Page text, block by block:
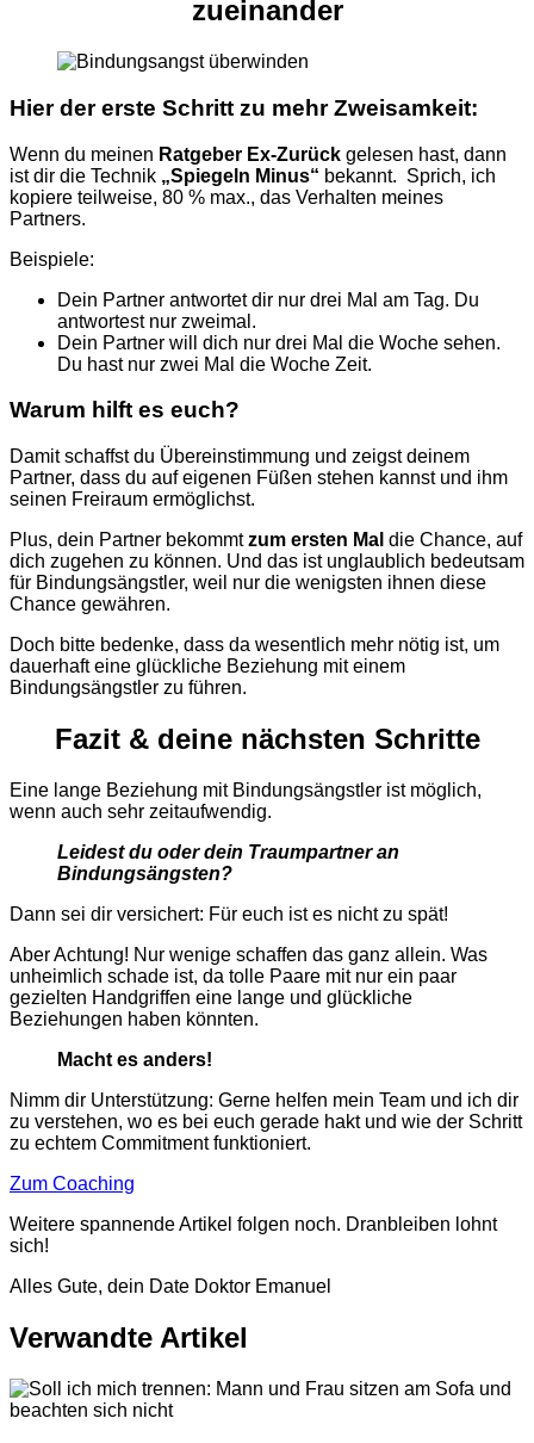
zueinander
Hier der erste Schritt zu mehr Zweisamkeit:
Wenn du meinen Ratgeber Ex-Zurück gelesen hast, dann
ist dir die Technik „Spiegeln Minus“ bekannt. Sprich, ich
kopiere teilweise, 80 % max., das Verhalten meines
Partners.
Beispiele:
Dein Partner antwortet dir nur drei Mal am Tag. Du
antwortest nur zweimal.
Dein Partner will dich nur drei Mal die Woche sehen.
Du hast nur zwei Mal die Woche Zeit.
Warum hilft es euch?
Damit schaffst du Übereinstimmung und zeigst deinem
Partner, dass du auf eigenen Füßen stehen kannst und ihm
seinen Freiraum ermöglichst.
Plus, dein Partner bekommtzum ersten Mal die Chance, auf
dich zugehen zu können. Und das ist unglaublich bedeutsam
für Bindungsängstler, weil nur die wenigsten ihnen diese
Chance gewähren.
Doch bitte bedenke, dass da wesentlich mehr nötig ist, um
dauerhaft eine glückliche Beziehung mit einem
Bindungsängstler zu führen.
Fazit& deine nächsten Schritte
Eine lange Beziehung mit Bindungsängstler ist möglich,
wenn auch sehr zeitaufwendig.
Leidest du oder dein Traumpartner an
Bindungsängsten?
Dann sei dir versichert: Für euch ist es nicht zu spät!
Aber Achtung! Nur wenige schaffen das ganz allein. Was
unheimlich schade ist, da tolle Paare mit nur ein paar
gezielten Handgriffen eine lange und glückliche
Beziehungen haben könnten.
Macht es anders!
Nimm dir Unterstützung: Gerne helfen mein Team und ich dir
zu verstehen, wo es bei euch gerade hakt und wie der Schritt
zu echtem Commitment funktioniert.
Zum Coaching
Weitere spannende Artikel folgen noch. Dranbleiben lohnt
sich!
Alles Gute, dein Date Doktor Emanuel
Verwandte Artikel